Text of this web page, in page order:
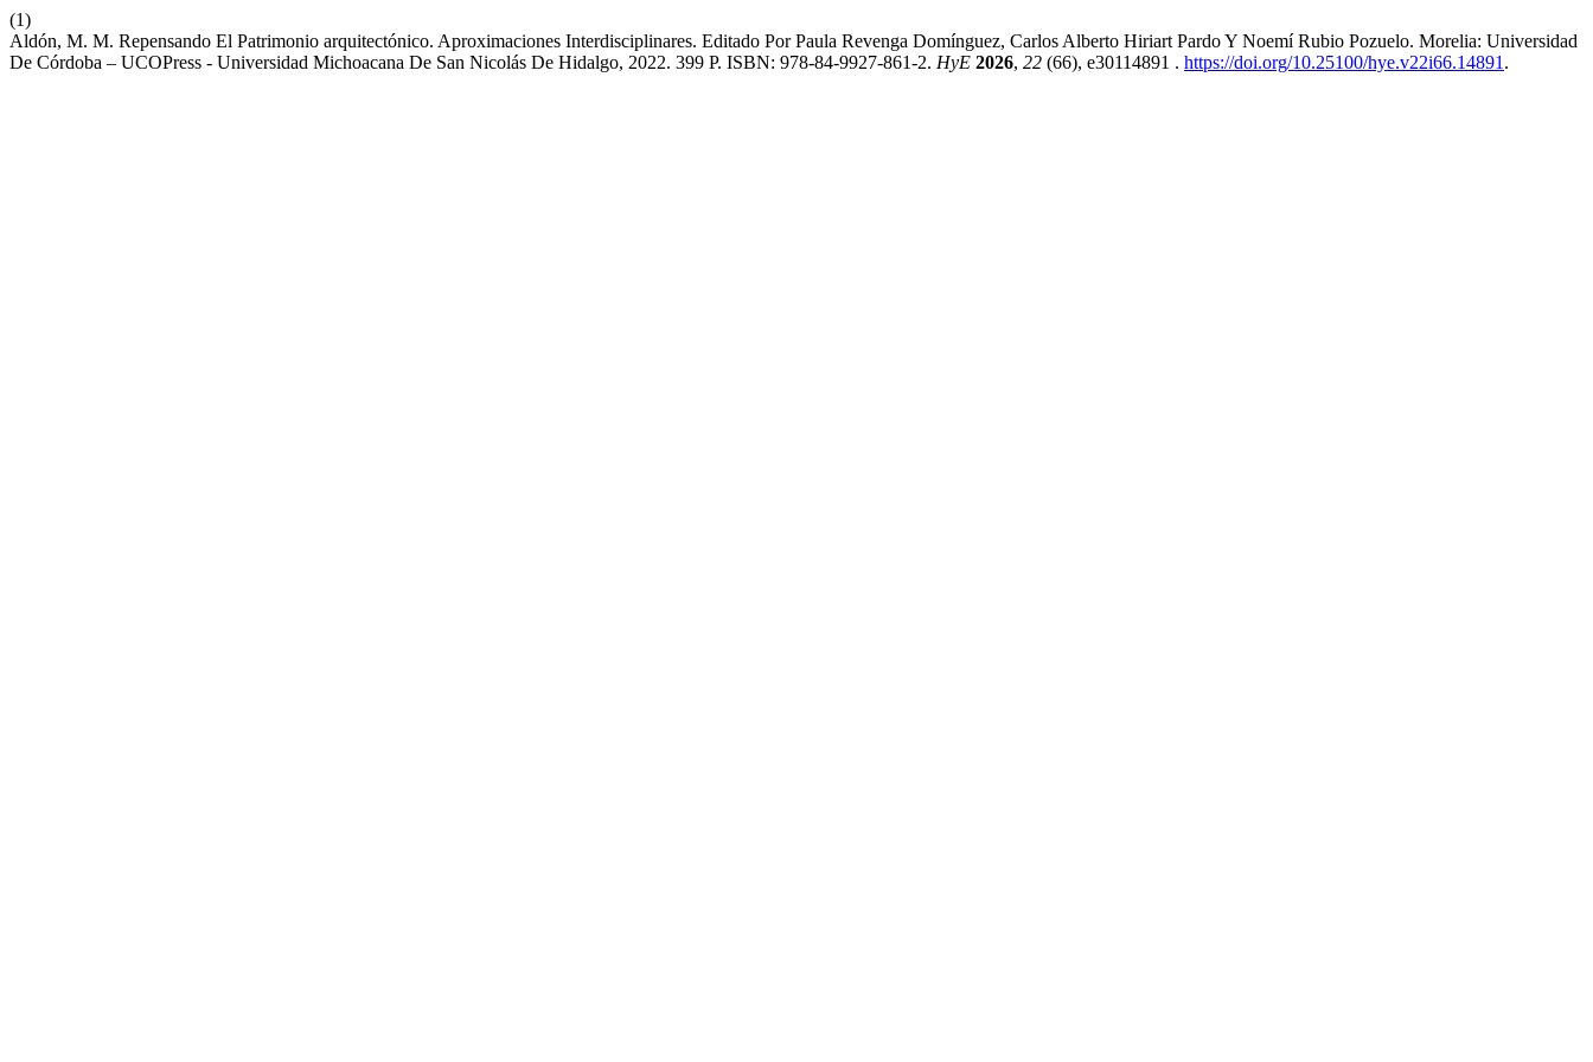
(1)
Aldón, M. M. Repensando El Patrimonio arquitectónico. Aproximaciones Interdisciplinares. Editado Por Paula Revenga Domínguez, Carlos Alberto Hiriart Pardo Y Noemí Rubio Pozuelo. Morelia: Universidad
De Córdoba – UCOPress - Universidad Michoacana De San Nicolás De Hidalgo, 2022. 399 P. ISBN: 978-84-9927-861-2. HyE 2026, 22 (66), e30114891 . https://doi.org/10.25100/hye.v22i66.14891 .